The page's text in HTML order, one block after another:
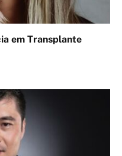
em Transplante